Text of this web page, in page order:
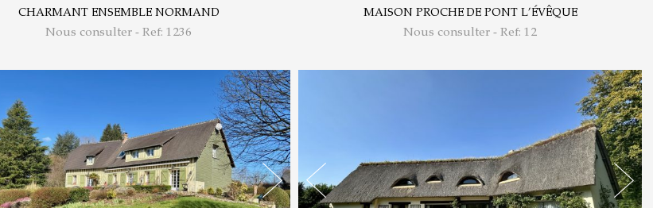
CHARMANT ENSEMBLE NORMAND
Nous consulter - Ref: 1236
MAISON PROCHE DE PONT L’ÉVÊQUE
Nous consulter - Ref: 12